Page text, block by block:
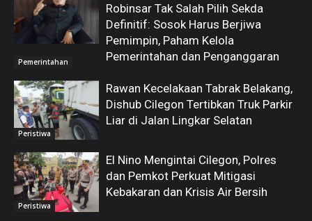
Pemerintahan
Robinsar Tak Salah Pilih Sekda
Definitif: Sosok Harus Berjiwa
Pemimpin, Paham Kelola
Pemerintahan dan Penganggaran
Peristiwa
Rawan Kecelakaan Tabrak Belakang,
Dishub Cilegon Tertibkan Truk Parkir
Liar di Jalan Lingkar Selatan
Peristiwa
El Nino Mengintai Cilegon, Polres
dan Pemkot Perkuat Mitigasi
Kebakaran dan Krisis Air Bersih